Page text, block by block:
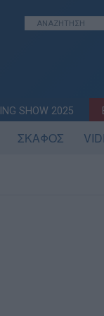
SHOW 2025
ΣΚΑΦΟΣ